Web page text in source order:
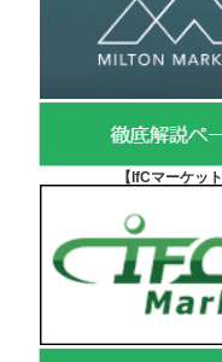
【IfCマーケット